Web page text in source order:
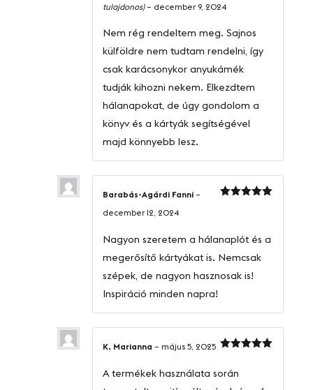
4/ 5
tulajdonos) – december 9, 2024
Nem rég rendeltem meg. Sajnos
külföldre nem tudtam rendelni, így
csak karácsonykor anyukámék
tudják kihozni nekem. Elkezdtem
hálanapokat, de úgy gondolom a
könyv és a kártyák segítségével
majd könnyebb lesz.
Barabás-Agárdi Fanni–
december 12, 2024
Nagyon szeretem a hálanaplót és a
megerősítő kártyákat is. Nemcsak
szépek, de nagyon hasznosak is!
Inspiráció minden napra!
K. Marianna– május 5, 2025
A termékek használata során